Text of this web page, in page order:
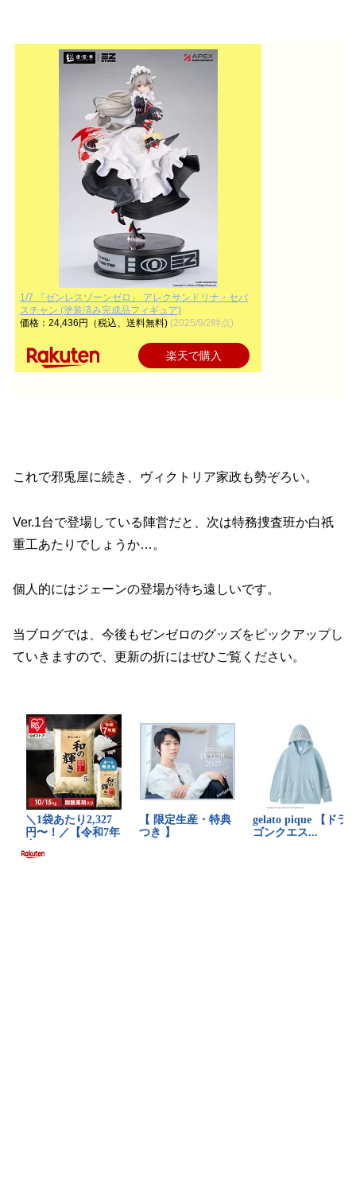
1/7 『ゼンレスゾーンゼロ』 アレクサンドリナ・セバ
スチャン (塗装済み完成品フィギュア)
価格：24,436円（税込、送料無料) (2025/9/2時点)
楽天で購入
これで邪兎屋に続き、ヴィクトリア家政も勢ぞろい。
Ver.1台で登場している陣営だと、次は特務捜査班か白祇
重工あたりでしょうか…。
個人的にはジェーンの登場が待ち遠しいです。
当ブログでは、今後もゼンゼロのグッズをピックアップし
ていきますので、更新の折にはぜひご覧ください。